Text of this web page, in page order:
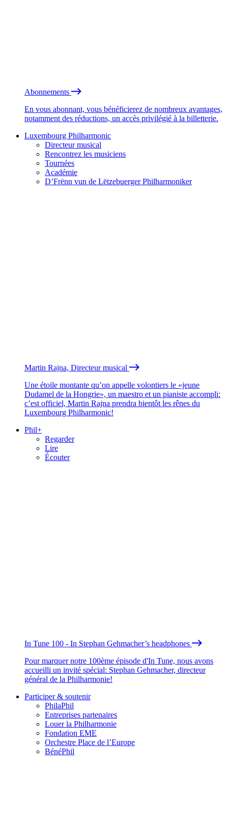
Abonnements
En vous abonnant, vous bénéficierez de nombreux avantages,
notamment des réductions, un accès privilégié à la billetterie.
Luxembourg Philharmonic
Directeur musical
Rencontrez les musiciens
Tournées
Académie
D’Frënn vun de Lëtzebuerger Philharmoniker
Martin Rajna, Directeur musical
Une étoile montante qu’on appelle volontiers le «jeune
Dudamel de la Hongrie», un maestro et un pianiste accompli:
c’est officiel, Martin Rajna prendra bientôt les rênes du
Luxembourg Philharmonic!
Phil+
Regarder
Lire
Écouter
In Tune 100 - In Stephan Gehmacher’s headphones
Pour marquer notre 100ème épisode d'In Tune, nous avons
accueilli un invité spécial: Stephan Gehmacher, directeur
général de la Philharmonie!
Participer & soutenir
PhilaPhil
Entreprises partenaires
Louer la Philharmonie
Fondation EME
Orchestre Place de l’Europe
BénéPhil